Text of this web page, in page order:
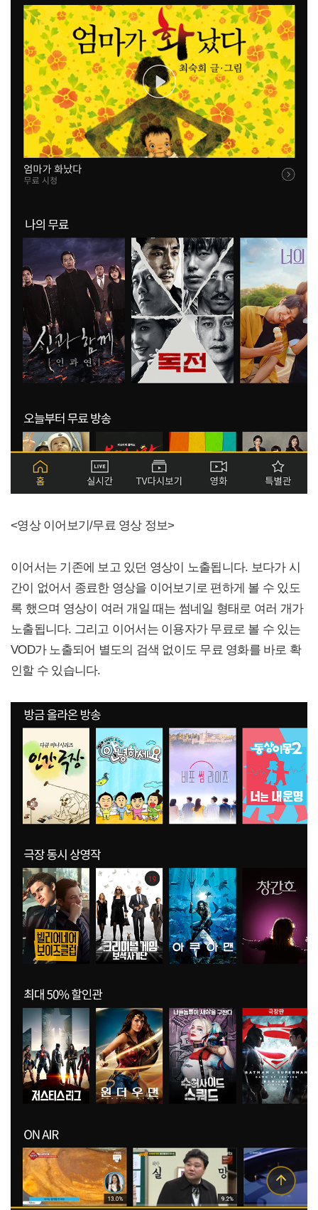
<영상 이어보기/무료 영상 정보>
이어서는 기존에 보고 있던 영상이 노출됩니다. 보다가 시
간이 없어서 종료한 영상을 이어보기로 편하게 볼 수 있도
록 했으며 영상이 여러 개일 때는 썸네일 형태로 여러 개가
노출됩니다. 그리고 이어서는 이용자가 무료로 볼 수 있는
VOD가 노출되어 별도의 검색 없이도 무료 영화를 바로 확
인할 수 있습니다.